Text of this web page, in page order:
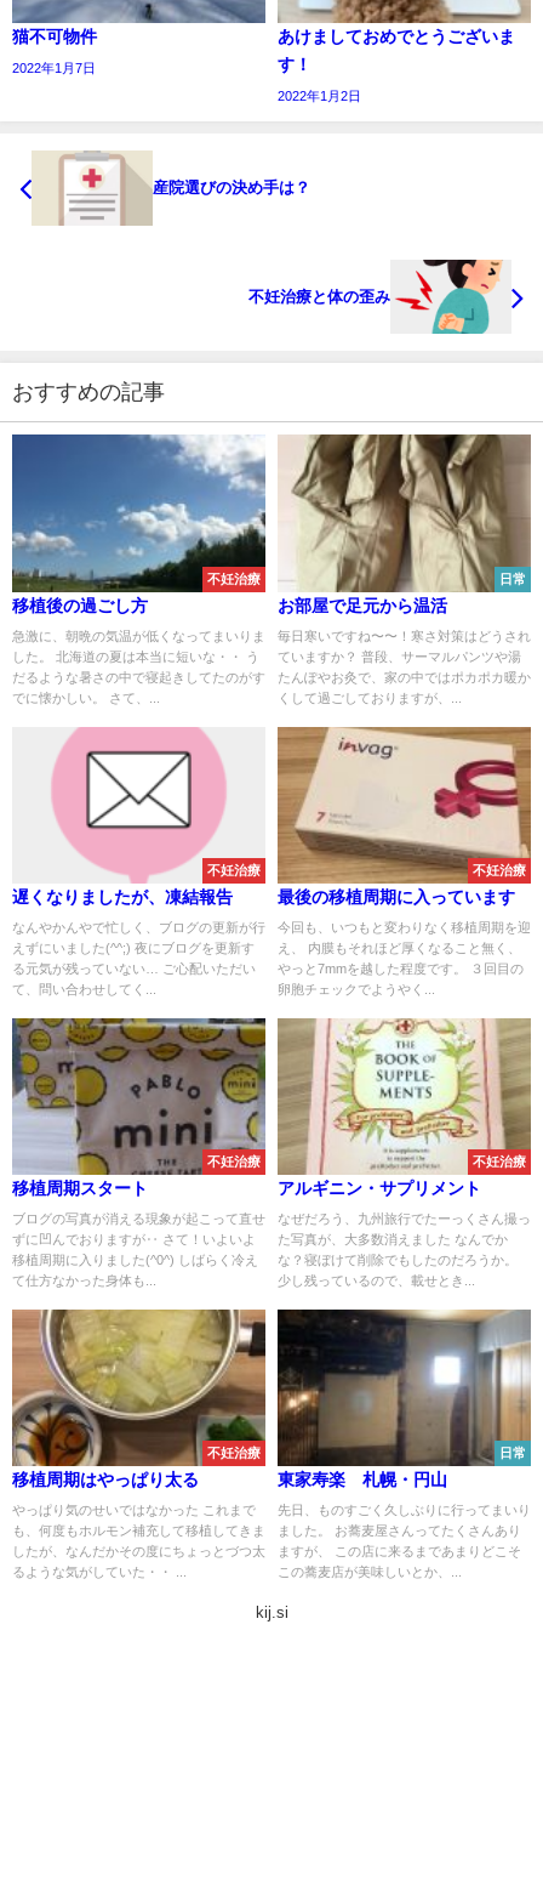
猫不可物件
2022年1月7日
あけましておめでとうございま
す！
2022年1月2日
産院選びの決め手は？
不妊治療と体の歪み
おすすめの記事
不妊治療
移植後の過ごし方
急激に、朝晩の気温が低くなってまいりま
した。 北海道の夏は本当に短いな・・ う
だるような暑さの中で寝起きしてたのがす
でに懐かしい。 さて、...
日常
お部屋で足元から温活
毎日寒いですね〜〜！寒さ対策はどうされ
ていますか？ 普段、サーマルパンツや湯
たんぽやお灸で、家の中ではポカポカ暖か
くして過ごしておりますが、...
不妊治療
遅くなりましたが、凍結報告
なんやかんやで忙しく、ブログの更新が行
えずにいました(^^;) 夜にブログを更新す
る元気が残っていない… ご心配いただい
て、問い合わせしてく...
不妊治療
最後の移植周期に入っています
今回も、いつもと変わりなく移植周期を迎
え、 内膜もそれほど厚くなること無く、
やっと7mmを越した程度です。 ３回目の
卵胞チェックでようやく...
不妊治療
移植周期スタート
ブログの写真が消える現象が起こって直せ
ずに凹んでおりますが‥ さて！いよいよ
移植周期に入りました(^0^) しばらく冷え
て仕方なかった身体も...
不妊治療
アルギニン・サプリメント
なぜだろう、九州旅行でたーっくさん撮っ
た写真が、大多数消えました なんでか
な？寝ぼけて削除でもしたのだろうか。
少し残っているので、載せとき...
不妊治療
移植周期はやっぱり太る
やっぱり気のせいではなかった これまで
も、何度もホルモン補充して移植してきま
したが、なんだかその度にちょっとづつ太
るような気がしていた・・ ...
日常
東家寿楽 札幌・円山
先日、ものすごく久しぶりに行ってまいり
ました。 お蕎麦屋さんってたくさんあり
ますが、 この店に来るまであまりどこそ
この蕎麦店が美味しいとか、...
kij.si